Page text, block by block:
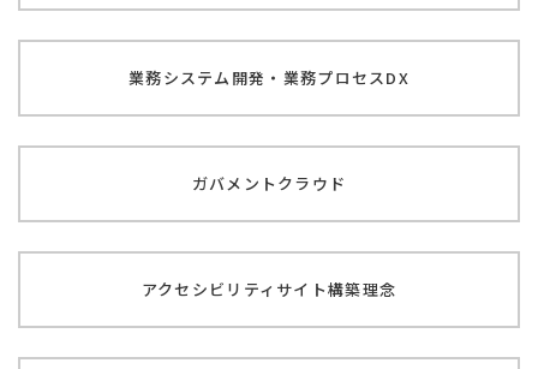
業務システム開発・ 業務プロセスDX
ガバメントクラウド
アクセシビリティサイト構築理念